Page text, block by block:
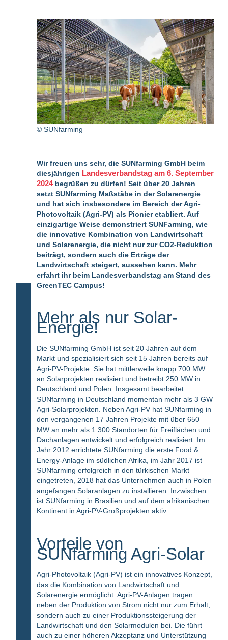
© SUNfarming
Wir freuen uns sehr, die SUNfarming GmbH beim
diesjährigen Landesverbandstag am 6. September
2024begrüßen zu dürfen! Seit über 20 Jahren
setzt SUNfarming Maßstäbe in der Solarenergie
und hat sich insbesondere im Bereich der Agri-
Photovoltaik (Agri-PV) als Pionier etabliert. Auf
einzigartige Weise demonstriert SUNFarming, wie
die innovative Kombination von Landwirtschaft
und Solarenergie, die nicht nur zur CO2-Reduktion
beiträgt, sondern auch die Erträge der
Landwirtschaft steigert, aussehen kann. Mehr
erfahrt ihr beim Landesverbandstag am Stand des
GreenTEC Campus!
Mehr als nur Solar-
Energie!
Die SUNfarming GmbH ist seit 20 Jahren auf dem
Markt und spezialisiert sich seit 15 Jahren bereits auf
Agri-PV-Projekte. Sie hat mittlerweile knapp 700 MW
an Solarprojekten realisiert und betreibt 250 MW in
Deutschland und Polen. Insgesamt bearbeitet
SUNfarming in Deutschland momentan mehr als 3 GW
Agri-Solarprojekten. Neben Agri-PV hat SUNfarming in
den vergangenen 17 Jahren Projekte mit über 650
MW an mehr als 1.300 Standorten für Freiflächen und
Dachanlagen entwickelt und erfolgreich realisiert. Im
Jahr 2012 errichtete SUNfarming die erste Food &
Energy-Anlage im südlichen Afrika, im Jahr 2017 ist
SUNfarming erfolgreich in den türkischen Markt
eingetreten, 2018 hat das Unternehmen auch in Polen
angefangen Solaranlagen zu installieren. Inzwischen
ist SUNfarming in Brasilien und auf dem afrikanischen
Kontinent in Agri-PV-Großprojekten aktiv.
Vorteile von
SUNfarming Agri-Solar
Agri-Photovoltaik (Agri-PV) ist ein innovatives Konzept,
das die Kombination von Landwirtschaft und
Solarenergie ermöglicht. Agri-PV-Anlagen tragen
neben der Produktion von Strom nicht nur zum Erhalt,
sondern auch zu einer Produktionssteigerung der
Landwirtschaft und den Solarmodulen bei. Die führt
auch zu einer höheren Akzeptanz und Unterstützung